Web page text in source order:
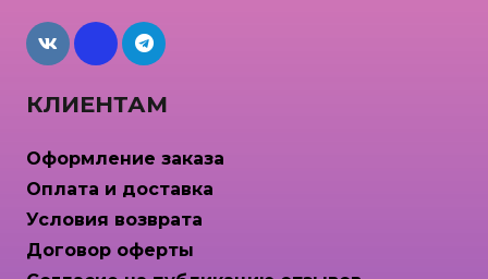
КЛИЕНТАМ
Оформление заказа
Оплата и доставка
Условия возврата
Договор оферты
maxcdn